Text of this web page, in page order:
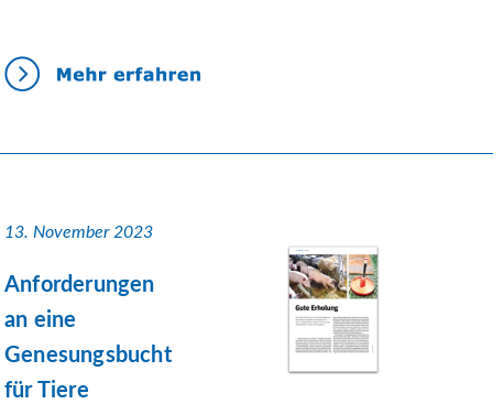
13. November 2023
Anforderungen
an eine
Genesungsbucht
für Tiere